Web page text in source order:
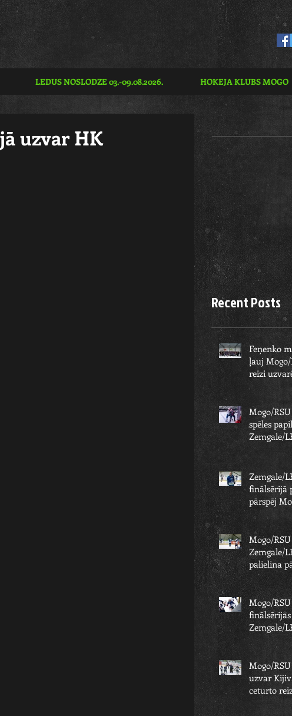
LEDUS NOSLODZE 03.-09.08.2026. HOKEJA KLUBS MOGO
uzvar HK
Recent Posts
Feņenko
ļauj
reizi
Zemgale/
piekto
Mogo/
spēles
Zemgale/
Zemgale/
finālsērijā
pārspēj
Mogo/RSU
Zemgale/
palielina
finālsērijā
Mogo/
Zemgale/
Mogo/
uzvar
ceturto
OHL finālā